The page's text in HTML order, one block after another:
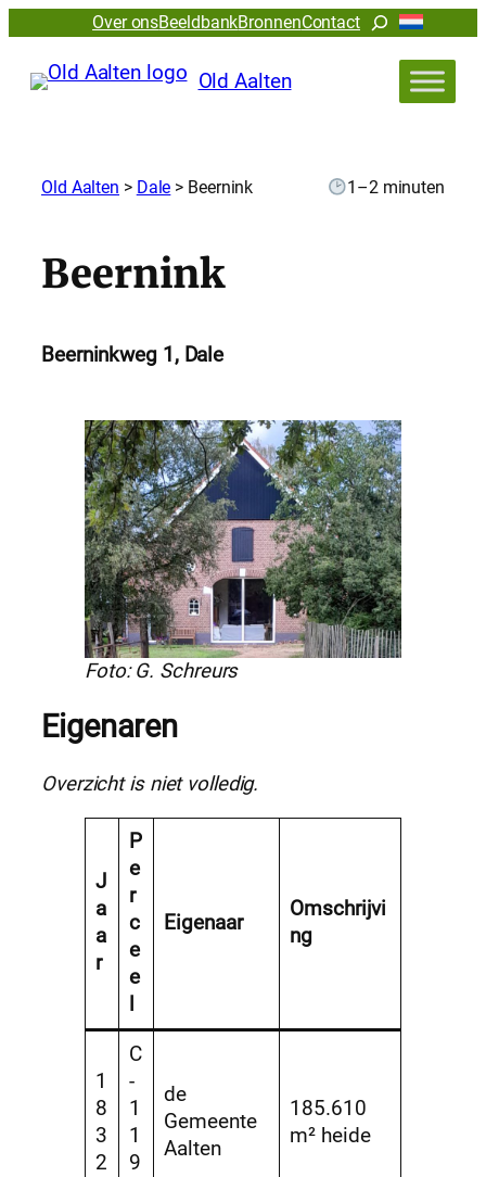
Over onsBeeldbankBronnenContactZoeken
Old Aalten
Old Aalten > Dale > Beernink 1–2 minuten
Beernink
Beerninkweg 1, Dale
Foto: G. Schreurs
Eigenaren
Overzicht is niet volledig.
J
a
a
r
P
e
r
c
e
e
Eigenaar
Omschrijvi
ng
1
8
3
2
C
-
1
1
9
de
Gemeente
Aalten
185.610
m² heide